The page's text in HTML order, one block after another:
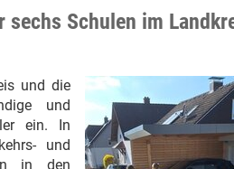
Schulen im
und die
und
ein. In
und
in den